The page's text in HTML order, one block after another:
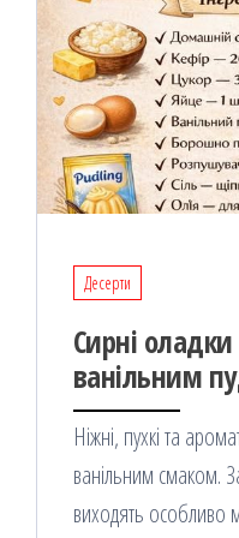
Десерти
Сирні оладки
ванільним
Ніжні, пухкі та
ванільним смаком.
виходять особливо